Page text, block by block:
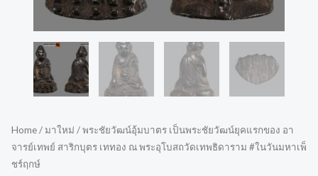
Home/ มาใหม่ / พระชัยวัฒน์อุ้มบาตร เป็นพระชัยวัฒน์ยุคแรกของ อา
จารย์เทพย์ สาริกบุตร เททอง ณ พระอุโบสถวัดเทพธิดาราม #ในวันมหาเพ็
ชร์ฤกษ์